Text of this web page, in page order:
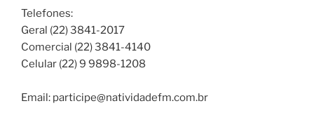
Telefones:
Geral (22) 3841-2017
Comercial (22) 3841-4140
Celular (22) 9 9898-1208
Email: participe@natividadefm.com.br